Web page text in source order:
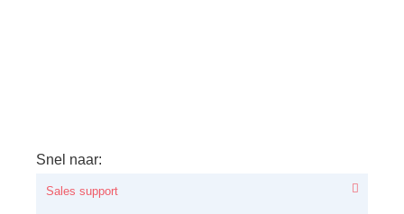
Snel naar:
Sales support